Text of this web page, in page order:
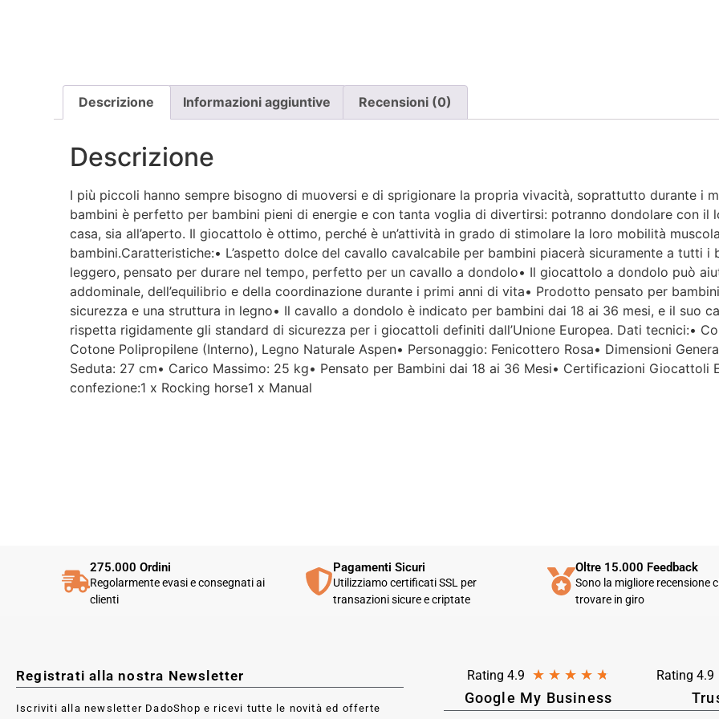
stato comunicato che erano in
corriere. Da allora nessun
Per un'azienda che vende
esclusivamente online, mi
aspettavo un servizio clienti molto
più efficiente. L'assistenza è
disponibile solo in fasce orarie
molto limitate e, nel mio caso, la
gestione del post-vendita è stata
lenta e poco rassicurante.
Un errore nella spedizione può
capitare, ma è il modo in cui viene
Descrizione Informazioni aggiuntive Recensioni (0)
Descrizione
I più piccoli hanno sempre bisogno di muoversi e di sprigionare la propria vivacità, soprattutto durante i
bambini è perfetto per bambini pieni di energie e con tanta voglia di divertirsi: potranno dondolare con il
casa, sia all’aperto. Il giocattolo è ottimo, perché è un’attività in grado di stimolare la loro mobilità
bambini.Caratteristiche:• L’aspetto dolce del cavallo cavalcabile per bambini piacerà sicuramente a tutti
leggero, pensato per durare nel tempo, perfetto per un cavallo a dondolo• Il giocattolo a dondolo può
addominale, dell’equilibrio e della coordinazione durante i primi anni di vita• Prodotto pensato per
sicurezza e una struttura in legno• Il cavallo a dondolo è indicato per bambini dai 18 ai 36 mesi, e il suo
rispetta rigidamente gli standard di sicurezza per i giocattoli definiti dall’Unione Europea. Dati tecnici:•
Cotone Polipropilene (Interno), Legno Naturale Aspen• Personaggio: Fenicottero Rosa• Dimensioni
Seduta: 27 cm• Carico Massimo: 25 kg• Pensato per Bambini dai 18 ai 36 Mesi• Certificazioni Giocattoli
confezione:1 x Rocking horse1 x Manual
275.000 Ordini
Regolarmente evasi e consegnati ai
clienti
Pagamenti Sicuri
Utilizziamo certificati SSL per
transazioni sicure e criptate
Oltre 15.000 Feedback
Sono la migliore recensione
trovare in giro
Registrati alla nostra Newsletter
Iscriviti alla newsletter DadoShop e ricevi tutte le novità ed offerte
Rating 4.9 ★ ★ ★ ★ ★
Google My Business
Rating 4.9